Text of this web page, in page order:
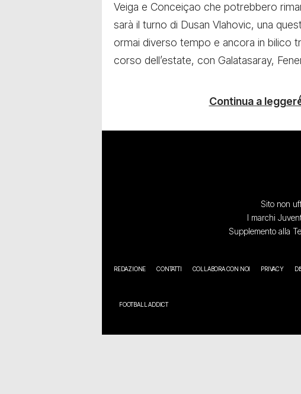
Veiga e Conceiçao che potrebbero
sarà il turno di Dusan Vlahovic, una
ormai diverso tempo e ancora in bilico
corso dell’estate, con Galatasaray,
Continua a
Sito non
I marchi
Supplemento alla
REDAZIONE CONTATTI COLLABORA CON NOI PRIVACY
FOOTBALL ADDICT